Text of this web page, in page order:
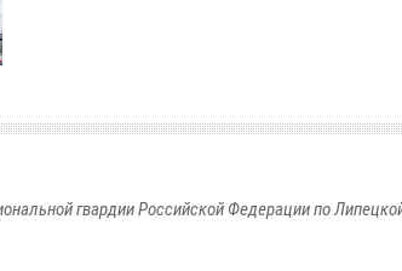
гвардии Российской Федерации по